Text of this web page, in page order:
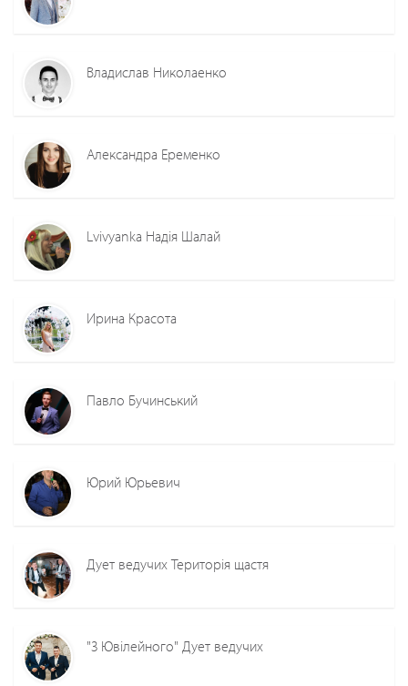
Владислав Николаенко
Александра Еременко
Lvivyanka Надія Шалай
Ирина Красота
Павло Бучинський
Юрий Юрьевич
Дует ведучих Територія щастя
"З Ювілейного" Дует ведучих